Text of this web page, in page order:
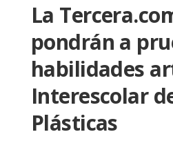
La
pondrán a
habilidades
Interescolar
Plásticas